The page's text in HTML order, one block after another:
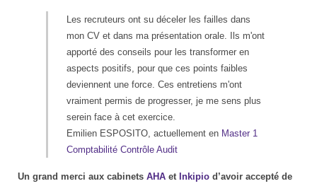
Les recruteurs ont su déceler les failles dans
mon CV et dans ma présentation orale. Ils m'ont
apporté des conseils pour les transformer en
aspects positifs, pour que ces points faibles
deviennent une force. Ces entretiens m'ont
vraiment permis de progresser, je me sens plus
serein face à cet exercice.
Emilien ESPOSITO, actuellement en Master 1
Comptabilité Contrôle Audit
Un grand merci aux cabinets AHA et Inkipio d’avoir accepté de